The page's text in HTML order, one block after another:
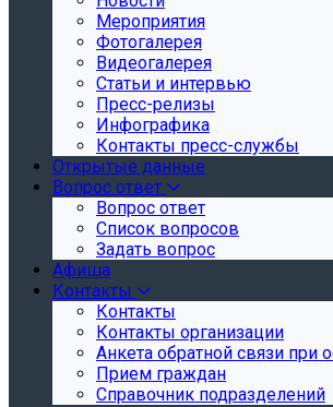
Мероприятия
Фотогалерея
Видеогалерея
Статьи и интервью
Пресс-релизы
Инфографика
Контакты пресс-службы
Открытые данные
Вопрос ответ
Вопрос ответ
Список вопросов
Задать вопрос
Афиша
Контакты
Контакты
Контакты организации
Анкета обратной связи при
Прием граждан
Справочник подразделений